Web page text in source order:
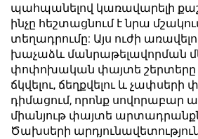
պահպանելով կառավարելի
ինչը հեշտացնում է նրա
տեղադրումը: Այս ուժի
խաչաձև մանրաթելավորման
փոփոխական փայտե շերտերը
ճկվելու, ճեղքվելու և
դիմացում, որոնք սովորաբար
միանյութ փայտե
Ծախսերի